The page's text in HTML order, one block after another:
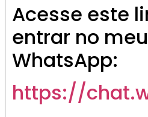
Acesse este
entrar no
WhatsApp:
https://